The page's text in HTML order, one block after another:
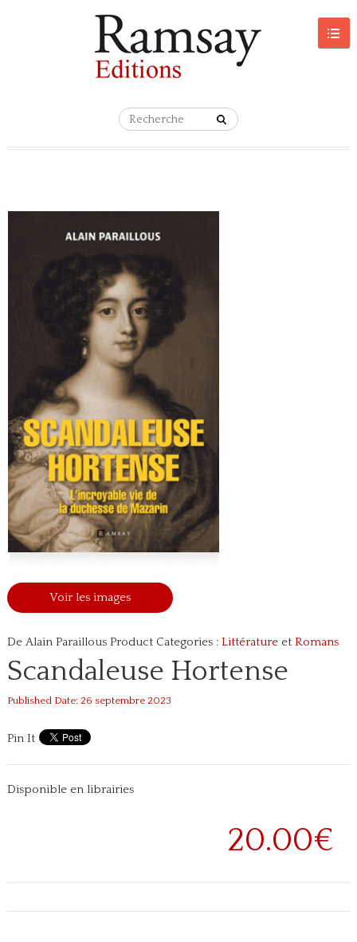
Voir les images
De Alain ParaillousProduct Categories : Littératureet Romans
Scandaleuse Hortense
Published Date: 26 septembre 2023
Pin It
Disponible en librairies
20.00€